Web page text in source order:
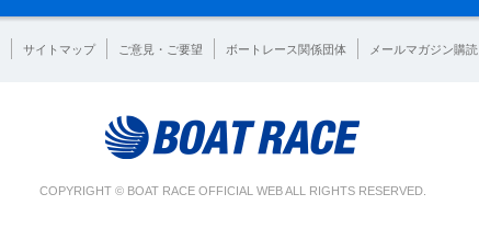
サイトマップ ご意見・ご要望 ボートレース関係団体 メールマガジン購読
COPYRIGHT © BOAT RACE OFFICIAL WEB ALL RIGHTS RESERVED.